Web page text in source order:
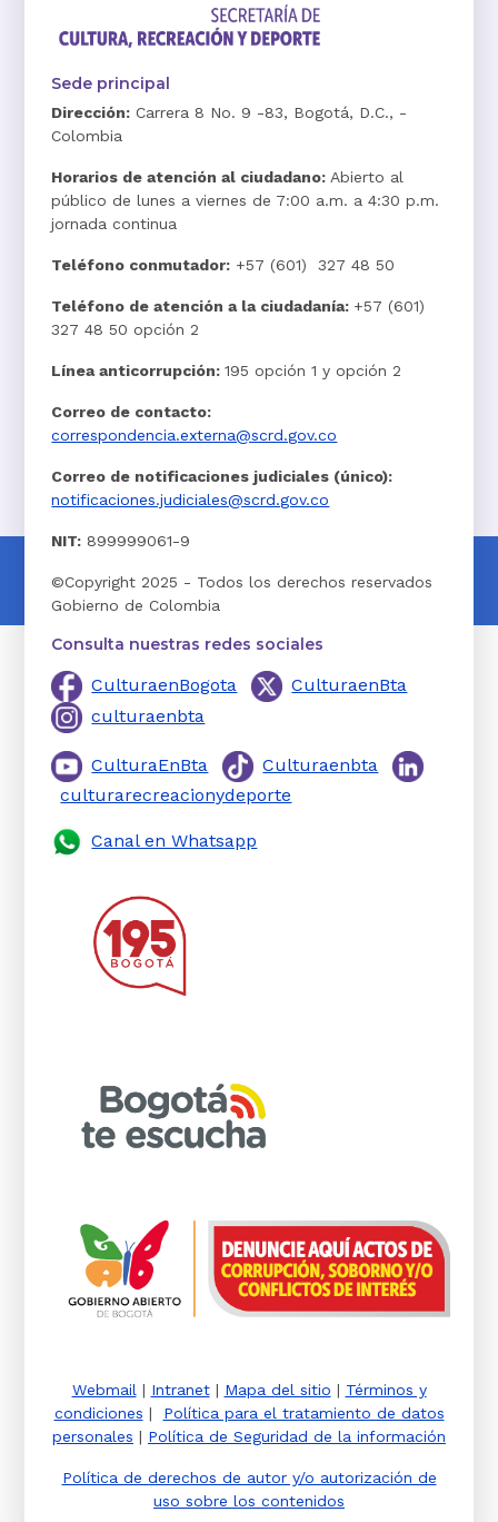
Sede principal
Dirección: Carrera 8 No. 9 -83, Bogotá, D.C., -
Colombia
Horarios de atención al ciudadano: Abierto al
público de lunes a viernes de 7:00 a.m. a 4:30 p.m.
jornada continua
Teléfono conmutador: +57 (601) 327 48 50
Teléfono de atención a la ciudadanía: +57 (601)
327 48 50 opción 2
Línea anticorrupción:195 opción 1 y opción 2
Correo de contacto:
correspondencia.externa@scrd.gov.co
Correo de notificaciones judiciales (único):
notificaciones.judiciales@scrd.gov.co
NIT: 899999061-9
©Copyright 2025 - Todos los derechos reservados
Gobierno de Colombia
Consulta nuestras redes sociales
CulturaenBogota
CulturaenBta
culturaenbta
CulturaEnBta
Culturaenbta
culturarecreacionydeporte
Canal en Whatsapp
Webmail | Intranet| Mapa del sitio | Términos y
condiciones | Política para el tratamiento de datos
personales | Política de Seguridad de la información
Política de derechos de autor y/o autorización de
uso sobre los contenidos